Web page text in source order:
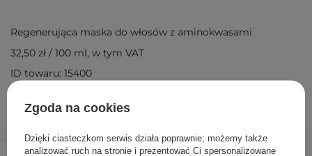
65,00 zł /szt.
Regenerująca maska do włosów z aminokwasami
32,50 zł / 100 ml, w tym VAT
ID towaru: 15400
Zgoda na cookies
Dzięki ciasteczkom serwis działa poprawnie; możemy także
analizować ruch na stronie i prezentować Ci spersonalizowane